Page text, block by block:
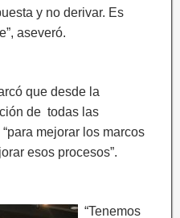
y no derivar. Es
aseveró.
que desde la
de todas las
mejorar los marcos
esos procesos”.
“Tenemos